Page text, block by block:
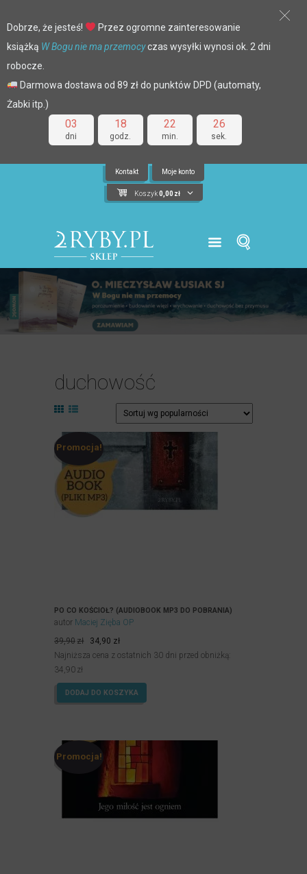
03
dni
18
godz.
22
min.
25
sek.
Dobrze, że jesteś!
Przez ogromne zainteresowanie
książką W Bogu nie ma przemocyczas wysyłki wynosi ok. 2 dni
robocze.
Darmowa dostawa od 89 zł do punktów DPD (automaty,
Żabki itp.)
Kontakt Moje konto
Koszyk 0,00 zł
duchowość
Promocja!
PO CO KOŚCIÓŁ? (AUDIOBOOK MP3 DO POBRANIA)
autor Maciej Zięba OP
39,90zł
Pierwotna
cena
39,90zł.
34,90 złAktualna
cena
34,90zł.
Najniższa cena z ostatnich 30 dni przed obniżką:
34,90 zł
DODAJ DO KOSZYKA
Promocja!